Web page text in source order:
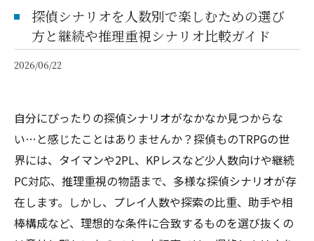
探偵シナリオを人数別で楽しむための選び
方と継続や推理重視シナリオ比較ガイド
2026/06/22
自分にぴったりの探偵シナリオがなかなか見つからな
い…と感じたことはありませんか？探偵ものTRPGの世
界には、タイマンや2PL、KPレスなど少人数向けや継続
PC対応、推理重視の物語まで、多様な探偵シナリオが存
在します。しかし、プレイ人数や探索の比重、助手や相
棒構成など、理想的な条件に合致するものを選び抜くの